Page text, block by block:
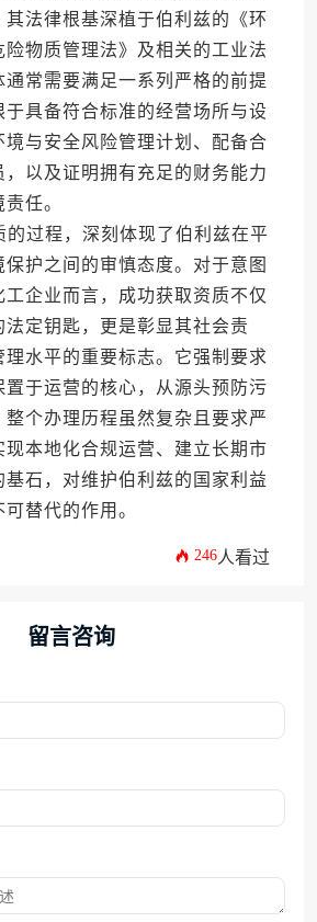
其法律根基深植于伯利兹的《环
物质管理法》及相关的工业法
常需要满足一系列严格的前提
具备符合标准的经营场所与设
与安全风险管理计划、配备合
以及证明拥有充足的财务能力
任。
过程，深刻体现了伯利兹在平
护之间的审慎态度。对于意图
企业而言，成功获取资质不仅
法定钥匙，更是彰显其社会责
水平的重要标志。它强制要求
于运营的核心，从源头预防污
整个办理历程虽然复杂且要求严
现本地化合规运营、建立长期市
石，对维护伯利兹的国家利益
替代的作用。
246人看过
留言咨询